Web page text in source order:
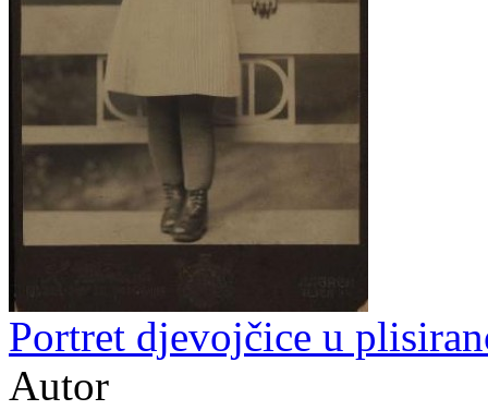
Portret djevojčice u
Autor